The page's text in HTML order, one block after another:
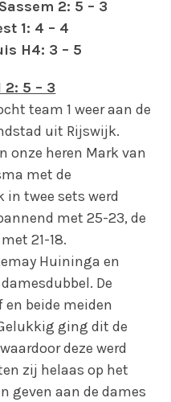
2: 5 – 3
1: 4 – 4
H4: 3 – 5
2: 5 – 3
team 1 weer aan de
uit Rijswijk.
onze heren Mark van
met de
in twee sets werd
met 25-23, de
21-18.
Huininga en
De
en beide meiden
ging dit de
deze werd
zij helaas op het
geven aan de dames